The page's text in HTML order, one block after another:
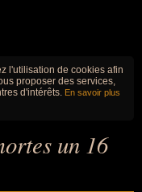
l'utilisation de cookies afin
proposer des services,
d'intérêts. En savoir plus
un 16